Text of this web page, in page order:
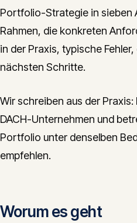
Portfolio-Strategie in sieben
Rahmen, die konkreten
in der Praxis, typische
nächsten Schritte.
Wir schreiben aus der
DACH-Unternehmen und
Portfolio unter denselben
empfehlen.
Worum es geht